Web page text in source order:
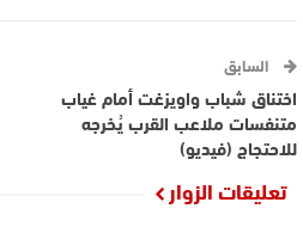
السابق
اختناق شباب واويزغت أمام غياب
متنفسات ملاعب القرب يُخرجه
للاحتجاج (فيديو)
تعليقات الزوار